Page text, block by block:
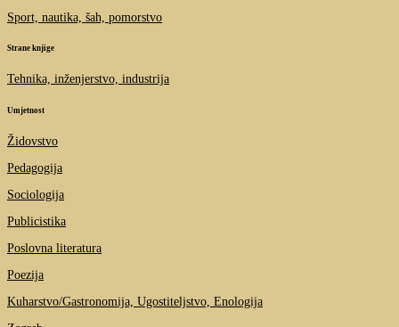
Sport, nautika, šah, pomorstvo
Strane knjige
Tehnika, inženjerstvo, industrija
Umjetnost
Židovstvo
Pedagogija
Sociologija
Publicistika
Poslovna literatura
Poezija
Kuharstvo/Gastronomija, Ugostiteljstvo, Enologija